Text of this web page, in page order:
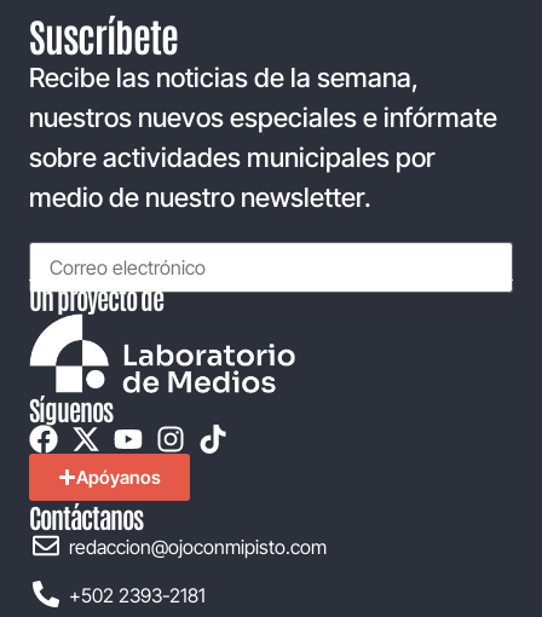
Suscríbete
Recibe las noticias de la semana,
nuestros nuevos especiales e infórmate
sobre actividades municipales por
medio de nuestro newsletter.
Un proyecto de
Síguenos
Apóyanos
Contáctanos
redaccion@ojoconmipisto.com
+502 2393-2181